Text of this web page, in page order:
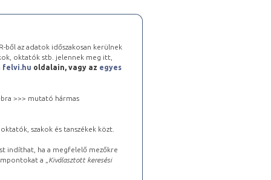
ből az adatok időszakosan kerülnek
oktatók stb. jelennek meg itt,
felvi.hu oldalain, vagy az egyes
>>> mutató hármas
szakok és tanszékek közt.
indíthat, ha a megfelelő mezőkre
a „ Kiválasztott keresési